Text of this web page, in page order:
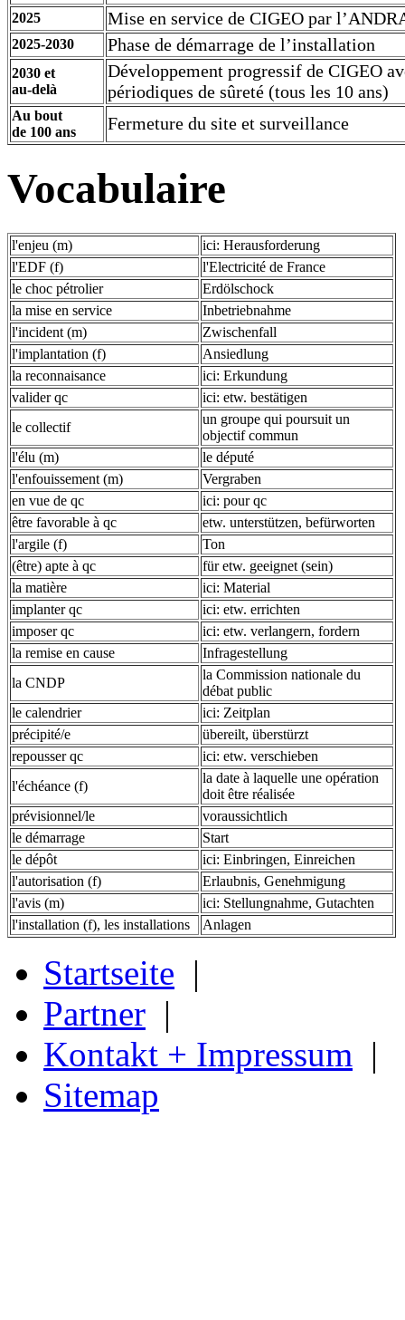
2025 Mise en service de CIGEO par
2025-2030 Phase de démarrage de l’installation
2030 et
au-delà
Développement progressif de CIGEO
périodiques de sûreté (tous les 10 ans)
Au bout
de 100 ans
Fermeture du site et surveillance
Vocabulaire
l'enjeu (m)
ici: Herausforderung
l'EDF (f)
l'Electricité de France
le choc pétrolier
Erdölschock
la mise en service
Inbetriebnahme
l'incident (m)
Zwischenfall
l'implantation (f)
Ansiedlung
la reconnaisance
ici: Erkundung
valider qc
ici: etw. bestätigen
le collectif
un groupe qui poursuit un
objectif commun
l'élu (m)
le député
l'enfouissement (m)
Vergraben
en vue de qc
ici: pour qc
être favorable à qc
etw. unterstützen, befürworten
l'argile (f)
Ton
(être) apte à qc
für etw. geeignet (sein)
la matière
ici: Material
implanter qc
ici: etw. errichten
imposer qc
ici: etw. verlangern, fordern
la remise en cause
Infragestellung
la CNDP
la Commission nationale du
débat public
le calendrier
ici: Zeitplan
précipité/e
übereilt, überstürzt
repousser qc
ici: etw. verschieben
l'échéance (f)
la date à laquelle une opération
doit être réalisée
prévisionnel/le
voraussichtlich
le démarrage
Start
le dépôt
ici: Einbringen, Einreichen
l'autorisation (f)
Erlaubnis, Genehmigung
l'avis (m)
ici: Stellungnahme, Gutachten
l'installation (f), les installations
Anlagen
Startseite |
Partner |
Kontakt + Impressum |
Sitemap